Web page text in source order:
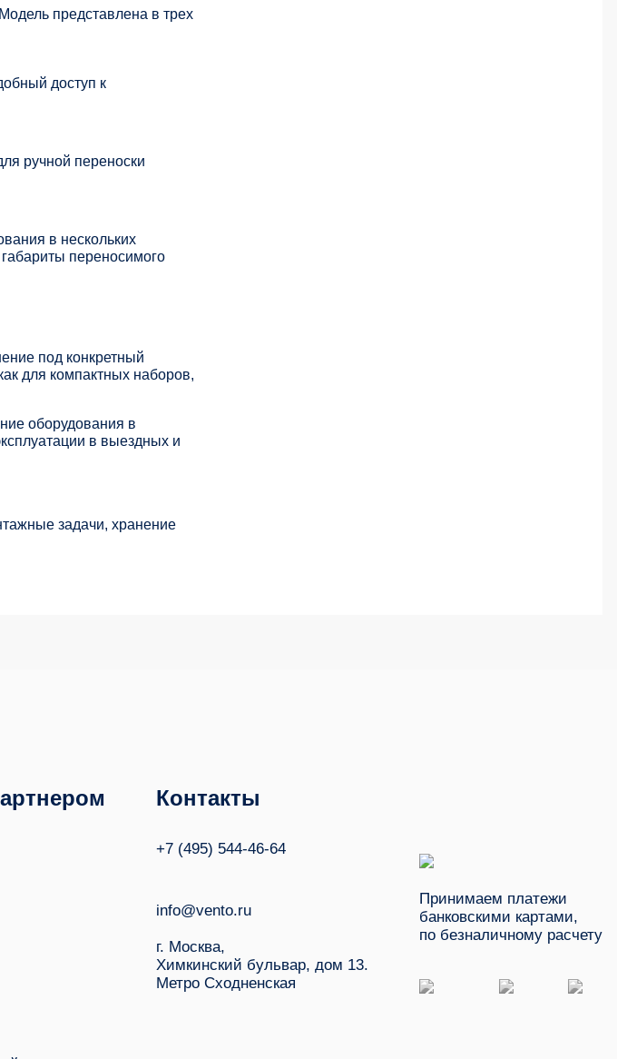
представлена в трех
доступ к
ручной переноски
в нескольких
переносимого
под конкретный
для компактных наборов,
оборудования в
в выездных и
задачи, хранение
Контакты
+7 (495) 544-46-64
info@vento.ru
г. Москва,
Химкинский бульвар, дом 13.
Метро Сходненская
Принимаем платежи
банковскими картами,
по безналичному расчету